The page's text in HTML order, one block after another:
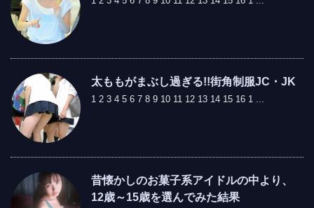
太ももがまぶし過ぎる!!街角制服JC・JK
1 2 3 4 5 6 7 8 9 10 11 12 13 14 15 16 1 ...
昔懐かしのお菓子系アイドルの中より、
12歳～15歳を選んでみた結果